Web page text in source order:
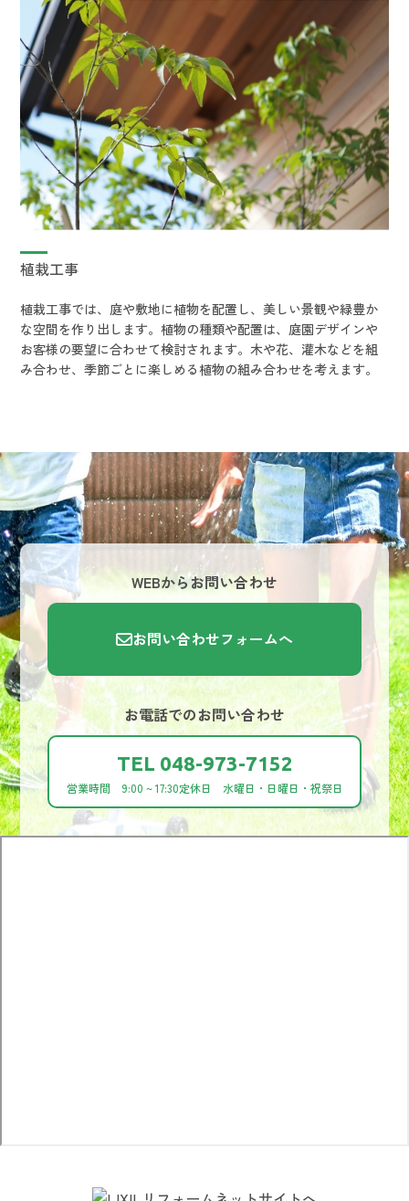
植栽工事
植栽工事では、庭や敷地に植物を配置し、美しい景観や緑豊か
な空間を作り出します。植物の種類や配置は、庭園デザインや
お客様の要望に合わせて検討されます。木や花、灌木などを組
み合わせ、季節ごとに楽しめる植物の組み合わせを考えます。
WEBからお問い合わせ
お問い合わせフォームへ
お電話でのお問い合わせ
TEL 048-973-7152
営業時間 9:00 ~ 17:30定休日 水曜日・日曜日・祝祭日